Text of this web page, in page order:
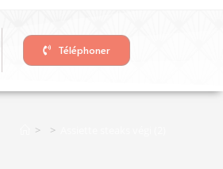
Téléphoner
> >